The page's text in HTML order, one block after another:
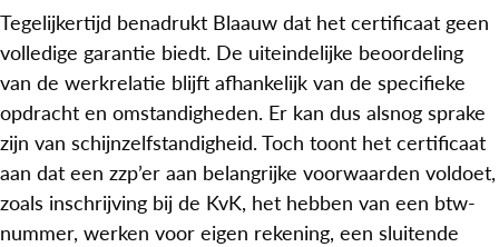
Tegelijkertijd benadrukt Blaauw dat het certificaat geen
volledige garantie biedt. De uiteindelijke beoordeling
van de werkrelatie blijft afhankelijk van de specifieke
opdracht en omstandigheden. Er kan dus alsnog sprake
zijn van schijnzelfstandigheid. Toch toont het certificaat
aan dat een zzp’er aan belangrijke voorwaarden voldoet,
zoals inschrijving bij de KvK, het hebben van een btw-
nummer, werken voor eigen rekening, een sluitende